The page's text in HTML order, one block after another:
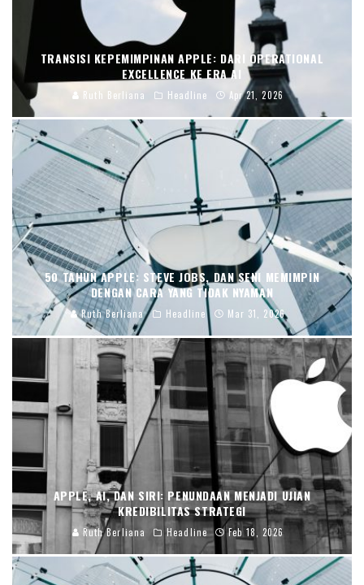
TRANSISI KEPEMIMPINAN APPLE: DARI OPERATIONAL
EXCELLENCE KE ERA AI
Ruth Berliana Headline Apr 21, 2026
50 TAHUN APPLE: STEVE JOBS, DAN SENI MEMIMPIN
DENGAN CARA YANG TIDAK NYAMAN
Ruth Berliana Headline Mar 31, 2026
APPLE, AI, DAN SIRI: PENUNDAAN MENJADI UJIAN
KREDIBILITAS STRATEGI
Ruth Berliana Headline Feb 18, 2026